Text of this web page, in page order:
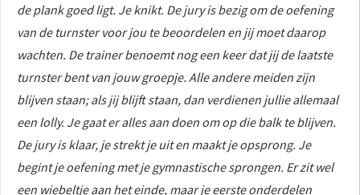
de plank goed ligt. Je knikt. De jury is bezig om de oefening
van de turnster voor jou te beoordelen en jij moet daarop
wachten. De trainer benoemt nog een keer dat jij de laatste
turnster bent van jouw groepje. Alle andere meiden zijn
blijven staan; als jij blijft staan, dan verdienen jullie allemaal
een lolly. Je gaat er alles aan doen om op die balk te blijven.
De jury is klaar, je strekt je uit en maakt je opsprong. Je
begint je oefening met je gymnastische sprongen. Er zit wel
een wiebeltje aan het einde, maar je eerste onderdelen